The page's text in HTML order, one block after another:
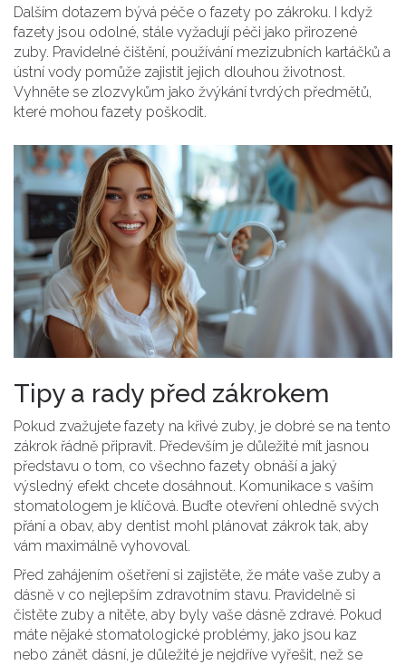
Dalším dotazem bývá péče o fazety po zákroku. I když
fazety jsou odolné, stále vyžadují péči jako přirozené
zuby. Pravidelné čištění, používání mezizubních kartáčků a
ústní vody pomůže zajistit jejich dlouhou životnost.
Vyhněte se zlozvykům jako žvýkání tvrdých předmětů,
které mohou fazety poškodit.
Tipy a rady před zákrokem
Pokud zvažujete fazety na křivé zuby, je dobré se na tento
zákrok řádně připravit. Především je důležité mít jasnou
představu o tom, co všechno fazety obnáší a jaký
výsledný efekt chcete dosáhnout. Komunikace s vaším
stomatologem je klíčová. Buďte otevření ohledně svých
přání a obav, aby dentist mohl plánovat zákrok tak, aby
vám maximálně vyhovoval.
Před zahájením ošetření si zajistěte, že máte vaše zuby a
dásně v co nejlepším zdravotním stavu. Pravidelně si
čistěte zuby a nitěte, aby byly vaše dásně zdravé. Pokud
máte nějaké stomatologické problémy, jako jsou kaz
nebo zánět dásní, je důležité je nejdříve vyřešit, než se